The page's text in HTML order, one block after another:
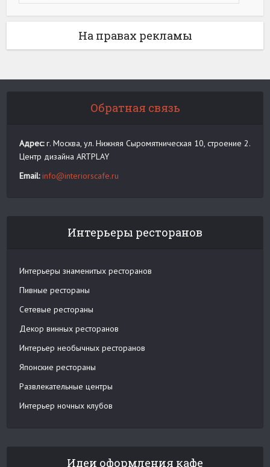
На правах рекламы
Обратная связь
Адрес:г. Москва, ул. Нижняя Сыромятническая 10, строение 2.
Центр дизайна ARTPLAY
Email: info@interiorscafe.ru
Интерьеры ресторанов
Интерьеры знаменитых ресторанов
Пивные рестораны
Сетевые рестораны
Декор винных ресторанов
Интерьер необычных ресторанов
Японские рестораны
Развлекательные центры
Интерьер ночных клубов
Идеи оформления кафе